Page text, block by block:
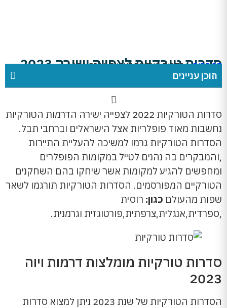
סדרות טורקיות לצפייה ישירה 2023
דף הבית»סדרות טורקיות לצפייה ישירה 2023
תוכן עניינים
סדרות הטורקיות 2022 לצפייה ישירה הדרמות הטורקיות
נחשבות מאוד פופלריות אצל הישראלים וברחבי תבל.
הסדרות הטורקיות גרמו למשיכה להעליית התיירות
,והמבקרים בה נהנים לטייל במקומות הפופלרים
ומחפשים להגיע למקומות אשר שיחקו בהם השחקנים
הטורקיים המפורסמים. הסדרות הטורקיות תורגמו לשאר
שפות מהעולם כגון: רוסית
,ספרדית,אנגלית,צרפתית,פורטוגזית וגרמנית.
סדרות טורקיות מומלצות דרמות ויוה
2023
הסדרות הטורקיות של שנת 2023 ניתן למצוא סדרות